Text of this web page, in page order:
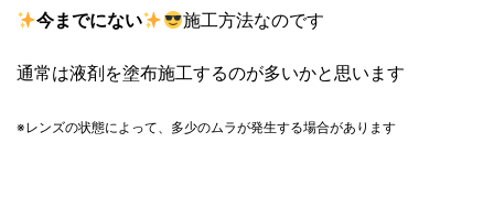
今までにない 施工方法なのです
通常は液剤を塗布施工するのが多いかと思います
※レンズの状態によって、 多少のムラが発生する場合があります